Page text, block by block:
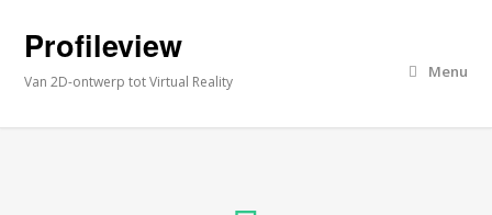
Profileview
Van 2D-ontwerp tot Virtual Reality
Menu